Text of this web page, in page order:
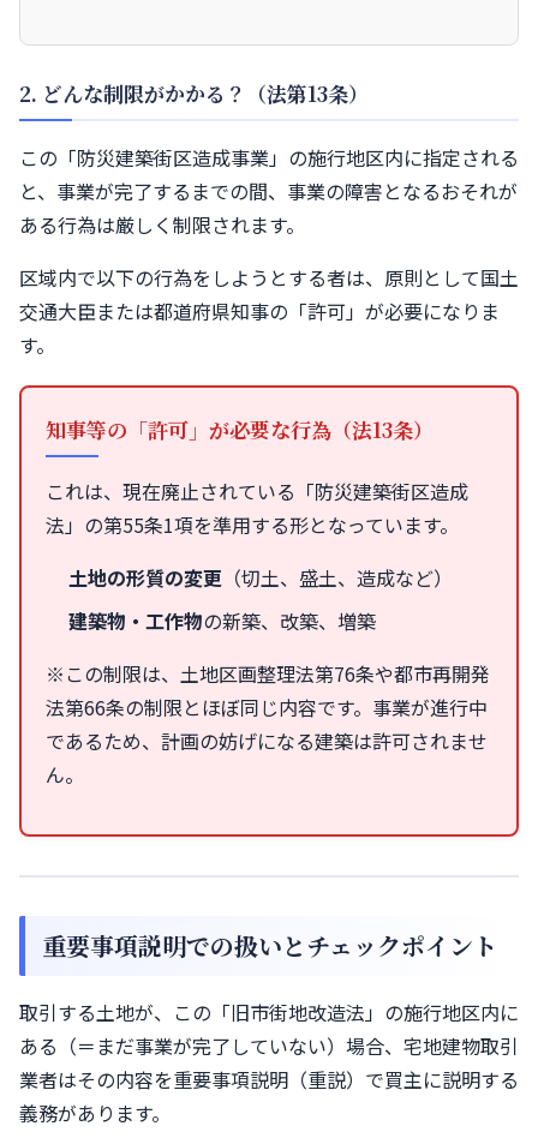
2. どんな制限がかかる？（法第13条）
この「防災建築街区造成事業」の施行地区内に指定される
と、事業が完了するまでの間、事業の障害となるおそれが
ある行為は厳しく制限されます。
区域内で以下の行為をしようとする者は、原則として国土
交通大臣または都道府県知事の「許可」が必要になりま
す。
知事等の「許可」が必要な行為（法13条）
これは、現在廃止されている「防災建築街区造成
法」の第55条1項を準用する形となっています。
土地の形質の変更 （切土、盛土、造成など）
建築物・工作物の新築、改築、増築
※この制限は、土地区画整理法第76条や都市再開発
法第66条の制限とほぼ同じ内容です。事業が進行中
であるため、計画の妨げになる建築は許可されませ
ん。
重要事項説明での扱いとチェックポイント
取引する土地が、この「旧市街地改造法」の施行地区内に
ある（＝まだ事業が完了していない）場合、宅地建物取引
業者はその内容を重要事項説明（重説）で買主に説明する
義務があります。